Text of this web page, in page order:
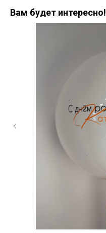
Вам будет интересно!